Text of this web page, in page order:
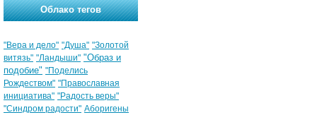
Облако тегов
"Вера и дело" "Душа" "Золотой
витязь" "Ландыши" "Образ и
подобие" "Поделись
Рождеством" "Православная
инициатива" "Радость веры"
"Синдром радости" Аборигены